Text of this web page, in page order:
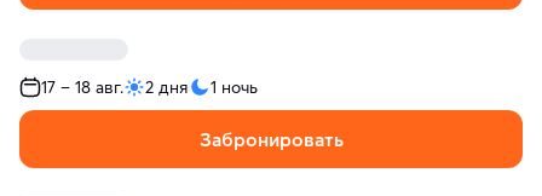
17 – 18 авг. 2 дня 1 ночь
Забронировать